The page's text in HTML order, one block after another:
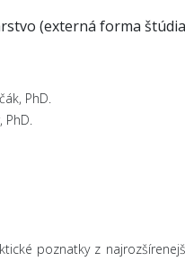
(externá forma
PhD.
PhD.
poznatky z